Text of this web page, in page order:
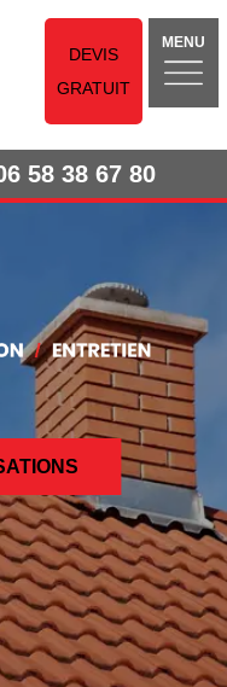
DEVIS
GRATUIT
MENU
58 38 67 80